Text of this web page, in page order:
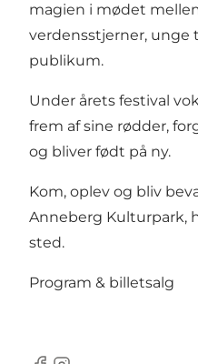
magien i mødet
verdensstjerner, unge
publikum.
Under årets festival
frem af sine rødder,
og bliver født på ny.
Kom, oplev og bliv
Anneberg Kulturpark,
sted.
Program & billetsalg